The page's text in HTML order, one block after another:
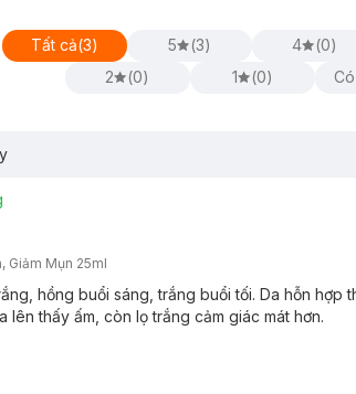
Tất cả(3) 5 (3) 4 (0)
2
(0) 1 (0)
Giảm Mụn 25ml
hồng buổi sáng, trắng buổi tối. Da hỗn hợp
lên thấy ấm, còn lọ trắng cảm giác mát hơn.